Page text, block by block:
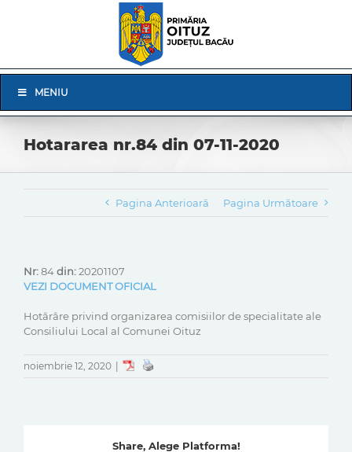
Navigation
MENIU
Hotararea nr.84 din 07-11-2020
Pagina Anterioară Pagina Următoare
Nr:84din:20201107
VEZI DOCUMENT OFICIAL
Hotărâre privind organizarea comisiilor de specialitate ale
Consiliului Local al Comunei Oituz
noiembrie 12, 2020
Share, Alege Platforma!